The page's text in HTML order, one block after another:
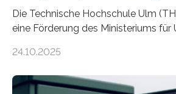
Die Technische Hochschule Ulm
eine Förderung des Ministeriums für
Forschungsprojekt „LAGER –
Quartieren“ eingeworben. Ziel des
24.10.2025